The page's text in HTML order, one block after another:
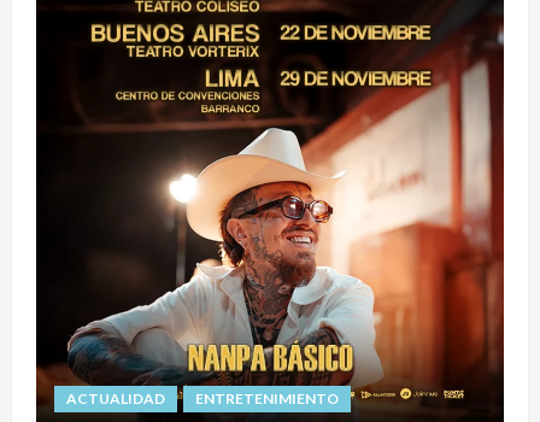
ACTUALIDAD ENTRETENIMIENTO